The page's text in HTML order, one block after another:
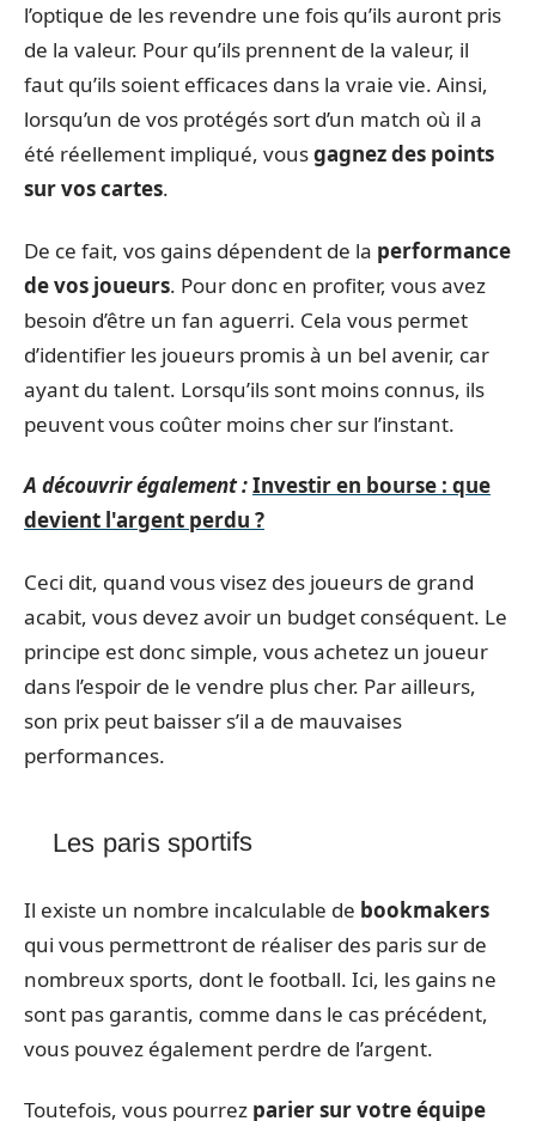
l’optique de les revendre une fois qu’ils auront pris
de la valeur. Pour qu’ils prennent de la valeur, il
faut qu’ils soient efficaces dans la vraie vie. Ainsi,
lorsqu’un de vos protégés sort d’un match où il a
été réellement impliqué, vousgagnez des points
sur vos cartes.
De ce fait, vos gains dépendent de la performance
de vos joueurs. Pour donc en profiter, vous avez
besoin d’être un fan aguerri. Cela vous permet
d’identifier les joueurs promis à un bel avenir, car
ayant du talent. Lorsqu’ils sont moins connus, ils
peuvent vous coûter moins cher sur l’instant.
A découvrir également :Investir en bourse : que
devient l'argent perdu ?
Ceci dit, quand vous visez des joueurs de grand
acabit, vous devez avoir un budget conséquent. Le
principe est donc simple, vous achetez un joueur
dans l’espoir de le vendre plus cher. Par ailleurs,
son prix peut baisser s’il a de mauvaises
performances.
Les paris sportifs
Il existe un nombre incalculable de bookmakers
qui vous permettront de réaliser des paris sur de
nombreux sports, dont le football. Ici, les gains ne
sont pas garantis, comme dans le cas précédent,
vous pouvez également perdre de l’argent.
Toutefois, vous pourrez parier sur votre équipe